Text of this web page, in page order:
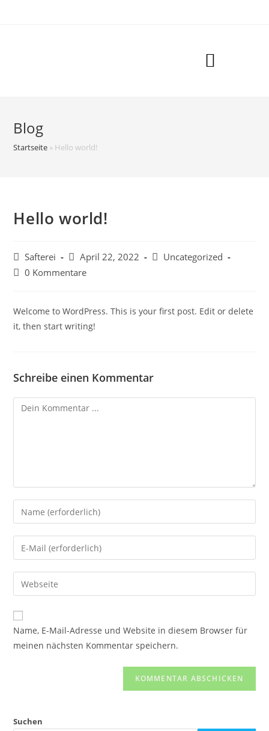
Blog
Startseite » Hello world!
Hello world!
Safterei April 22, 2022
Uncategorized
0 Kommentare
Welcome to WordPress. This is your first post. Edit or delete
it, then start writing!
Schreibe einen Kommentar
Name, E-Mail-Adresse und Website in diesem Browser für
meinen nächsten Kommentar speichern.
Suchen